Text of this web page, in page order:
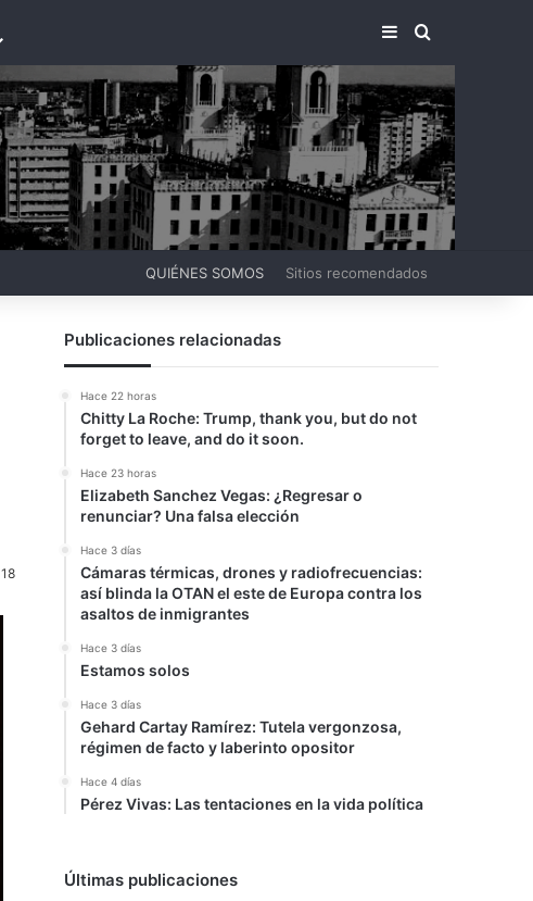
BARRA LATERAL
BUSCAR
QUIÉNES SOMOS Sitios recomendados
18
Publicaciones relacionadas
Hace 22 horas
Chitty La Roche: Trump, thank you, but do not
forget to leave, and do it soon.
Hace 23 horas
Elizabeth Sanchez Vegas: ¿Regresar o
renunciar? Una falsa elección
Hace 3 días
Cámaras térmicas, drones y radiofrecuencias:
así blinda la OTAN el este de Europa contra los
asaltos de inmigrantes
Hace 3 días
Estamos solos
Hace 3 días
Gehard Cartay Ramírez: Tutela vergonzosa,
régimen de facto y laberinto opositor
Hace 4 días
Pérez Vivas: Las tentaciones en la vida política
Últimas publicaciones